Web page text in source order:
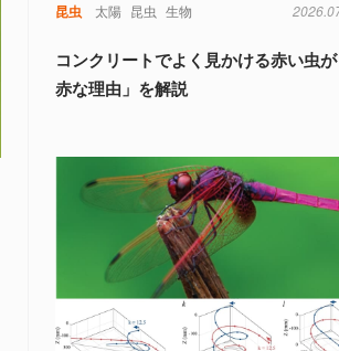
昆虫 太陽 昆虫 生物
コンクリートでよく見かける赤い虫
赤な理由」を解説